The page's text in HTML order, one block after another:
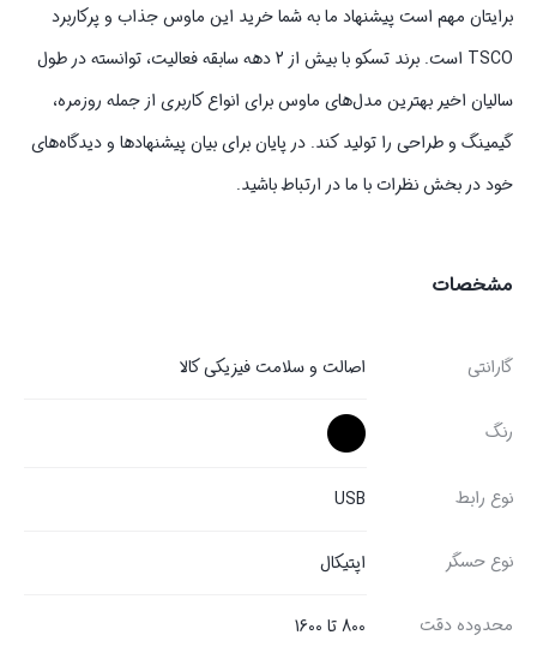
برایتان مهم است پیشنهاد ما به شما خرید این ماوس جذاب و پرکاربرد
TSCO است. برند تسکو با بیش از 2 دهه سابقه فعالیت، توانسته در طول
سالیان اخیر بهترین مدل‌های ماوس برای انواع کاربری‌ از جمله روزمره،
گیمینگ و طراحی را تولید کند. در پایان برای بیان پیشنهادها و دیدگاه‌های
خود در بخش نظرات با ما در ارتباط باشید.
مشخصات
گارانتی اصالت و سلامت فیزیکی کالا
رنگ
نوع رابط USB
نوع حسگر اپتیکال
محدوده دقت 800 تا 1600